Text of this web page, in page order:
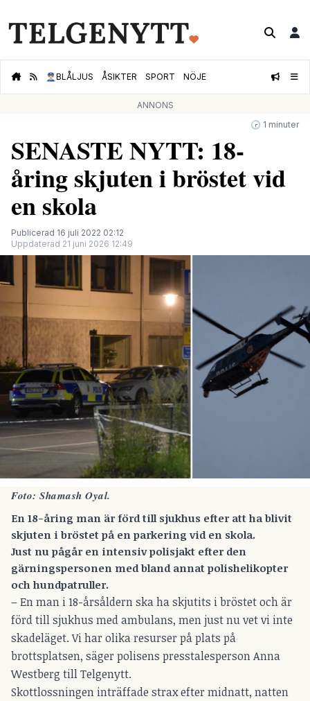
👮🏻‍♂️BLÅLJUS ÅSIKTER SPORT NÖJE
ANNONS
🕝 1 minuter
SENASTE NYTT: 18-
åring skjuten i bröstet vid
en skola
Publicerad 16 juli 2022 02:12
Uppdaterad 21 juni 2026 12:49
Foto: Shamash Oyal.
En 18-åring man är förd till sjukhus efter att ha blivit
skjuten i bröstet på en parkering vid en skola.
Just nu pågår en intensiv polisjakt efter den
gärningspersonen med bland annat polishelikopter
och hundpatruller.
– En man i 18-årsåldern ska ha skjutits i bröstet och är
förd till sjukhus med ambulans, men just nu vet vi inte
skadeläget. Vi har olika resurser på plats på
brottsplatsen, säger polisens presstalesperson Anna
Westberg till Telgenytt.
Skottlossningen inträffade strax efter midnatt, natten